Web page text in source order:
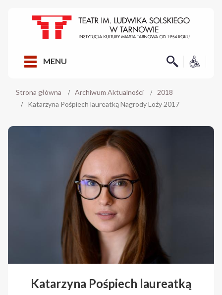
MENU
Strona główna Archiwum Aktualności
2018
Katarzyna Pośpiech laureatką Nagrody Loży 2017
Katarzyna Pośpiech laureatką